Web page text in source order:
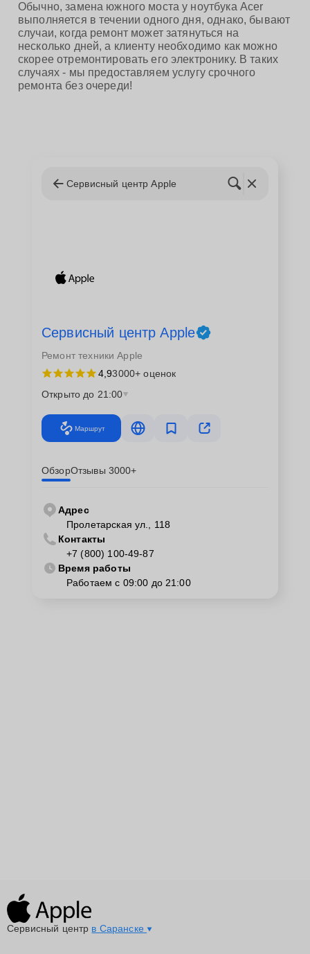
Обычно, замена южного моста у ноутбука Acer
выполняется в течении одного дня, однако, бывают
случаи, когда ремонт может затянуться на
несколько дней, а клиенту необходимо как можно
скорее отремонтировать его электронику. В таких
случаях - мы предоставляем услугу срочного
ремонта без очереди!
Сервисный центр Apple
Сервисный центр Apple
Ремонт техники Apple
4,93000+ оценок
Открыто до 21:00
Маршрут
ОбзорОтзывы 3000+
Адрес
Пролетарская ул., 118
Контакты
+7 (800) 100-49-87
Время работы
Работаем с 09:00 до 21:00
Сервисный центр в Саранске